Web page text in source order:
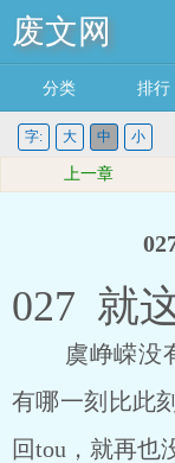
废文网
分类 排行
字: 大 中 小
上一章
027 就
虞峥嵘没有
有哪一刻比此
回tou，就再也